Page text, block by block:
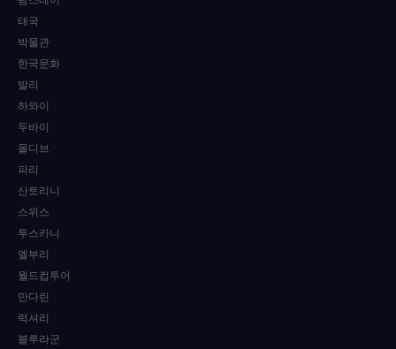
태국
박물관
한국문화
발리
하와이
두바이
몰디브
파리
산토리니
스위스
투스카니
엘부리
월드컵투어
만다린
럭셔리
블루라군